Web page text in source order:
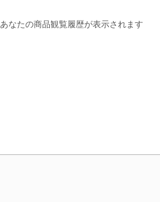
あなたの商品観覧履歴が表示されます